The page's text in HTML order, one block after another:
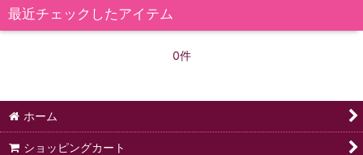
並び順:
最近チェックしたアイテム
0件
ホーム
ショッピングカート